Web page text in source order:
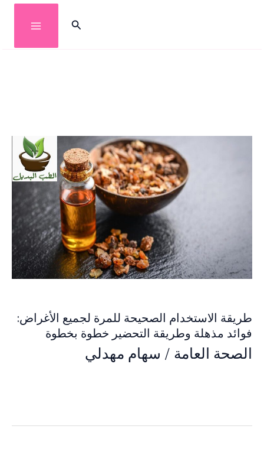
البحث
طريقة الاستخدام الصحيحة للمرة لجميع الأغراض:
فوائد مذهلة وطريقة التحضير خطوة بخطوة
الصحة العامة / سهام مهدلي